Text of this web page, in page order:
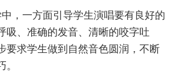
一方面引导学生演唱要有良好的
吸、准确的发音、清晰的咬字吐
要求学生做到自然音色圆润，不断